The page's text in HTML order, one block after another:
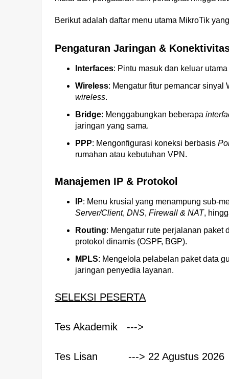
Berikut adalah daftar menu utama MikroTik
Pengaturan Jaringan &
Interfaces: Pintu masuk dan keluar
Wireless: Mengatur fitur pemancar
wireless.
Bridge: Menggabungkan beberapa
jaringan yang sama.
PPP: Mengonfigurasi koneksi berbasis
rumahan atau kebutuhan VPN.
Manajemen IP & Protokol
IP: Menu krusial yang menampung sub-
Server/Client, DNS, Firewall & NAT,
Routing: Mengatur rute perjalanan paket
protokol dinamis (OSPF, BGP).
MPLS: Mengelola pelabelan paket data
jaringan penyedia layanan.
SELEKSI PESERTA
Tes Akademik
Tes Lisan ---> 22 Agustus 2026